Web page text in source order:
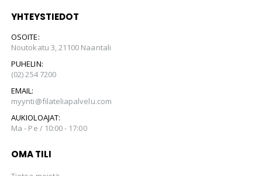
YHTEYSTIEDOT
OSOITE:
Noutokatu 3, 21100 Naantali
PUHELIN:
(02) 254 7200
EMAIL:
myynti@filateliapalvelu.com
AUKIOLOAJAT:
Ma - Pe / 10:00 - 17:00
OMA TILI